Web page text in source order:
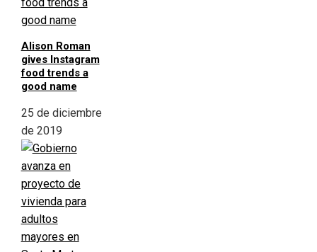
Alison Roman
gives Instagram
food trends a
good name
25 de diciembre
de 2019